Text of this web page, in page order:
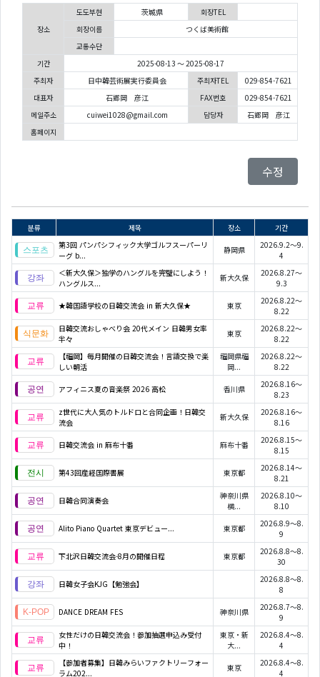
장소
도도부현 茨城県
회장TEL
회장이름
つくば美術館
교통수단
기간
2025-08-13 ～ 2025-08-17
주최자
日中韓芸術展実行委員会 주최자TEL
029-854-7621
대표자
石郷岡 彦江 FAX번호
029-854-7621
메일주소
cuiwei1028@gmail.com 담당자
石郷岡 彦江
홈페이지
수정
분류 제목 장소
기간
第3回 パンパシフィック大学ゴルフスーパーリ
ーグ b...
静岡県
2026.9.2～9.
4
＜新大久保＞独学のハングルを完璧にしよう！
ハングルス...
新大久保
2026.8.27～
9.3
★韓国語学校の日韓交流会 in 新大久保★ 東京
2026.8.22～
8.22
日韓交流おしゃべり会 20代メイン 日韓男女率
半々
東京
2026.8.22～
8.22
【福岡】毎月開催の日韓交流会！言語交換で楽
しい朝活
福岡県福
岡...
2026.8.22～
8.22
アフィニス夏の音楽祭 2026 高松 香川県
2026.8.16～
8.23
z世代に大人気のトルドロと合同企画！日韓交
流会
新大久保
2026.8.16～
8.16
日韓交流会 in 麻布十番 麻布十番
2026.8.15～
8.15
第43回産経国際書展 東京都
2026.8.14～
8.21
日韓合同演奏会
神奈川県
横...
2026.8.10～
8.10
Alito Piano Quartet 東京デビュー... 東京都
2026.8.9～8.
9
下北沢日韓交流会-8月の開催日程 東京都
2026.8.8～8.
30
日韓女子会KJG【勉強会】
2026.8.8～8.
8
DANCE DREAM FES 神奈川県
2026.8.7～8.
9
女性だけの日韓交流会！参加抽選申込み受付
中！
東京・新
大...
2026.8.4～8.
4
【参加者募集】日韓みらいファクトリーフォー
ラム202...
東京
2026.8.4～8.
4